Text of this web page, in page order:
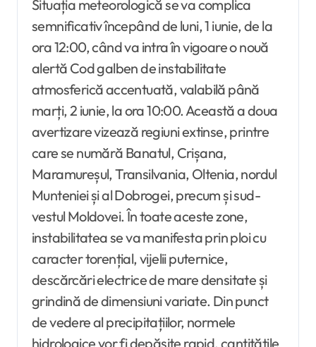
Situația meteorologică se va complica
semnificativ începând de luni, 1 iunie, de la
ora 12:00, când va intra în vigoare o nouă
alertă Cod galben de instabilitate
atmosferică accentuată, valabilă până
marți, 2 iunie, la ora 10:00. Această a doua
avertizare vizează regiuni extinse, printre
care se numără Banatul, Crișana,
Maramureșul, Transilvania, Oltenia, nordul
Munteniei și al Dobrogei, precum și sud-
vestul Moldovei. În toate aceste zone,
instabilitatea se va manifesta prin ploi cu
caracter torențial, vijelii puternice,
descărcări electrice de mare densitate și
grindină de dimensiuni variate. Din punct
de vedere al precipitațiilor, normele
hidrologice vor fi depășite rapid, cantitățile